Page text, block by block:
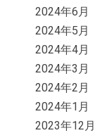
2024年6月
2024年5月
2024年4月
2024年3月
2024年2月
2024年1月
2023年12月